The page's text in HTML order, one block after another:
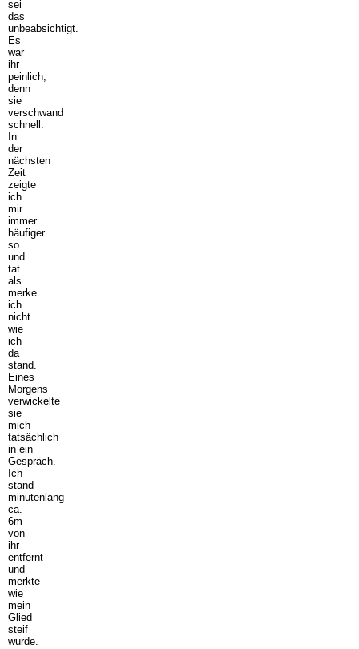
sei
das
unbeabsichtigt.
Es
war
ihr
peinlich,
denn
sie
verschwand
schnell.
In
der
nächsten
Zeit
zeigte
ich
mir
immer
häufiger
so
und
tat
als
merke
ich
nicht
wie
ich
da
stand.
Eines
Morgens
verwickelte
sie
mich
tatsächlich
in ein
Gespräch.
Ich
stand
minutenlang
ca.
6m
von
ihr
entfernt
und
merkte
wie
mein
Glied
steif
wurde.